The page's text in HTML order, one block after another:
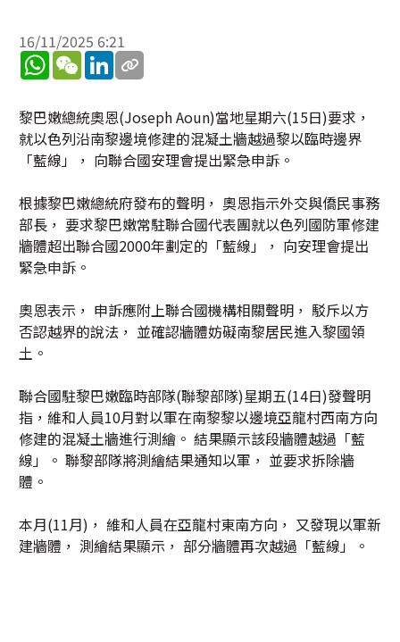
16/11/2025 6:21
WhatsApp
WeChatLinkedIn
黎巴嫩總統奧恩(Joseph Aoun)當地星期六(15日)要求，
就以色列沿南黎邊境修建的混凝土牆越過黎以臨時邊界
「藍線」， 向聯合國安理會提出緊急申訴。
根據黎巴嫩總統府發布的聲明， 奧恩指示外交與僑民事務
部長， 要求黎巴嫩常駐聯合國代表團就以色列國防軍修建
牆體超出聯合國2000年劃定的「藍線」， 向安理會提出
緊急申訴。
奧恩表示， 申訴應附上聯合國機構相關聲明， 駁斥以方
否認越界的說法， 並確認牆體妨礙南黎居民進入黎國領
土。
聯合國駐黎巴嫩臨時部隊(聯黎部隊)星期五(14日)發聲明
指，維和人員10月對以軍在南黎黎以邊境亞龍村西南方向
修建的混凝土牆進行測繪。 結果顯示該段牆體越過「藍
線」。 聯黎部隊將測繪結果通知以軍， 並要求拆除牆
體。
本月(11月)， 維和人員在亞龍村東南方向， 又發現以軍新
建牆體， 測繪結果顯示， 部分牆體再次越過「藍線」。